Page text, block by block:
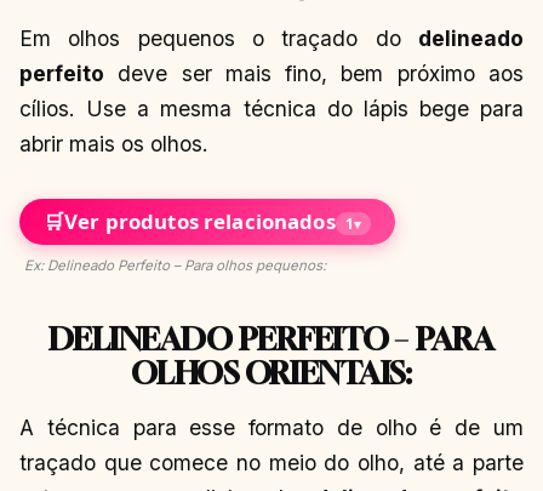
Em olhos pequenos o traçado do delineado
perfeito deve ser mais fino, bem próximo aos
cílios. Use a mesma técnica do lápis bege para
abrir mais os olhos.
🛒Ver produtos relacionados 1▾
Ex: Delineado Perfeito – Para olhos pequenos:
DELINEADO PERFEITO – PARA
OLHOS ORIENTAIS:
A técnica para esse formato de olho é de um
traçado que comece no meio do olho, até a parte